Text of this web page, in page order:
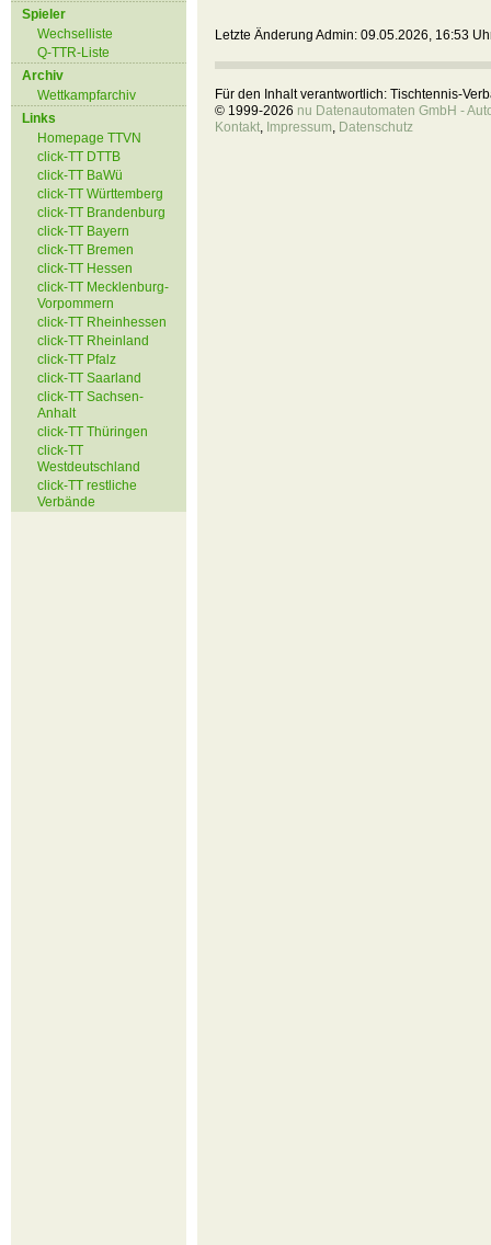
Spieler
Wechselliste
Q-TTR-Liste
Archiv
Wettkampfarchiv
Links
Homepage TTVN
click-TT DTTB
click-TT BaWü
click-TT Württemberg
click-TT Brandenburg
click-TT Bayern
click-TT Bremen
click-TT Hessen
click-TT Mecklenburg-
Vorpommern
click-TT Rheinhessen
click-TT Rheinland
click-TT Pfalz
click-TT Saarland
click-TT Sachsen-
Anhalt
click-TT Thüringen
click-TT
Westdeutschland
click-TT restliche
Verbände
Letzte Änderung Admin: 09.05.2026, 16:53
Für den Inhalt verantwortlich: Tischtennis-
© 1999-2026 nu Datenautomaten GmbH -
Kontakt, Impressum, Datenschutz